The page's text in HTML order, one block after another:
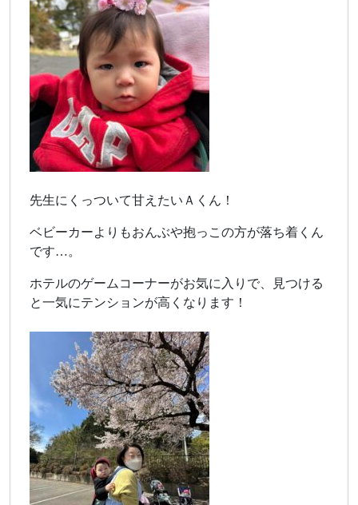
先生にくっついて甘えたいＡくん！
ベビーカーよりもおんぶや抱っこの方が落ち着くん
です…。
ホテルのゲームコーナーがお気に入りで、見つける
と一気にテンションが高くなります！